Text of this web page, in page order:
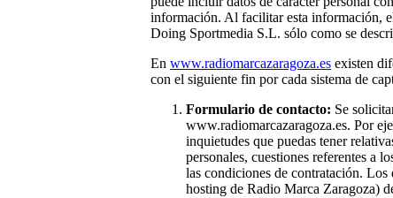
información. Al facilitar esta información,
Doing Sportmedia S.L. sólo como se
En www.radiomarcazaragoza.es existen
con el siguiente fin por cada sistema de
Formulario de contacto: Se
www.radiomarcazaragoza.es. Por
inquietudes que puedas tener
personales, cuestiones referentes a
las condiciones de contratación.
hosting de Radio Marca Zaragoza)